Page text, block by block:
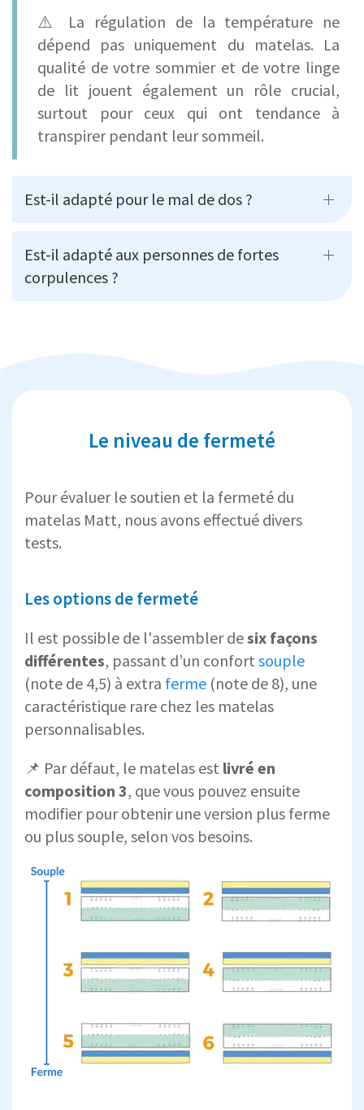
⚠️ La régulation de la température ne
dépend pas uniquement du matelas. La
qualité de votre sommier et de votre linge
de lit jouent également un rôle crucial,
surtout pour ceux qui ont tendance à
transpirer pendant leur sommeil.
Est-il adapté pour le mal de dos ?
Est-il adapté aux personnes de fortes
corpulences ?
Le niveau de fermeté
Pour évaluer le soutien et la fermeté du
matelas Matt, nous avons effectué divers
tests.
Les options de fermeté
Il est possible de l'assembler desix façons
différentes, passant d’un confort souple
(note de 4,5) à extra ferme (note de 8), une
caractéristique rare chez les matelas
personnalisables.
📌 Par défaut, le matelas est livré en
composition 3, que vous pouvez ensuite
modifier pour obtenir une version plus ferme
ou plus souple, selon vos besoins.